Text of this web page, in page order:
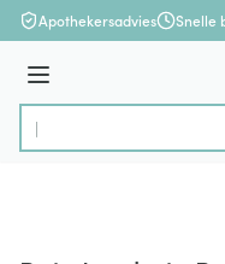
Ga naar de inhoud
Apothekersadvies Snelle
Menu
Product, merk,